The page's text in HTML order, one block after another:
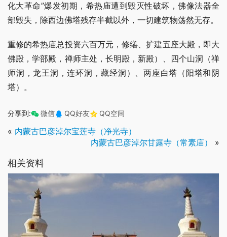
化大革命”爆发初期，希热庙遭到毁灭性破坏，佛像法器全
部毁失，除西边佛塔残存半截以外，一切建筑物荡然无存。
重修的希热庙总投资六百万元，修缮、扩建五座大殿，即大
佛殿，学部殿，禅师主处，长明殿，新殿）、四个山洞（禅
师洞，龙王洞，连环洞，藏经洞）、两座白塔（阳塔和阴
塔）。
分享到: 微信 QQ好友 QQ空间
« 内蒙古巴彦淖尔宝莲寺（净光寺）
内蒙古巴彦淖尔甘露寺（常素庙）
»
相关资料